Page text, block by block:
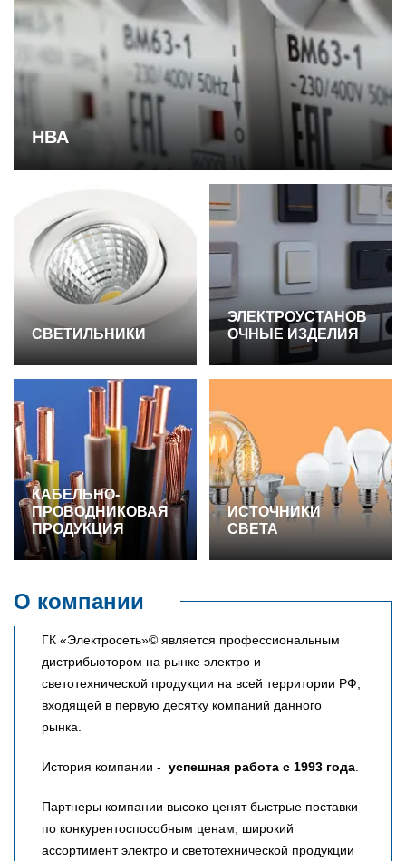
НВА
СВЕТИЛЬНИКИ
ЭЛЕКТРОУСТАНОВ
ОЧНЫЕ ИЗДЕЛИЯ
КАБЕЛЬНО-
ПРОВОДНИКОВАЯ
ПРОДУКЦИЯ
ИСТОЧНИКИ
СВЕТА
О компании
ГК «Электросеть»© является профессиональным
дистрибьютором на рынке электро и
светотехнической продукции на всей территории РФ,
входящей в первую десятку компаний данного
рынка.
История компании - успешная работа с 1993 года.
Партнеры компании высоко ценят быстрые поставки
по конкурентоспособным ценам, широкий
ассортимент электро и светотехнической продукции